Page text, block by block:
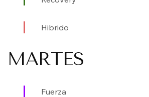
Hibrido
MARTES
Fuerza